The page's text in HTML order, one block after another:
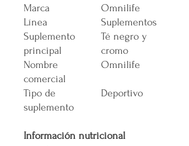
Marca
Omnilife
Línea
Suplementos
Suplemento
principal
Té negro y
cromo
Nombre
comercial
Omnilife
Tipo de
suplemento
Deportivo
Información nutricional